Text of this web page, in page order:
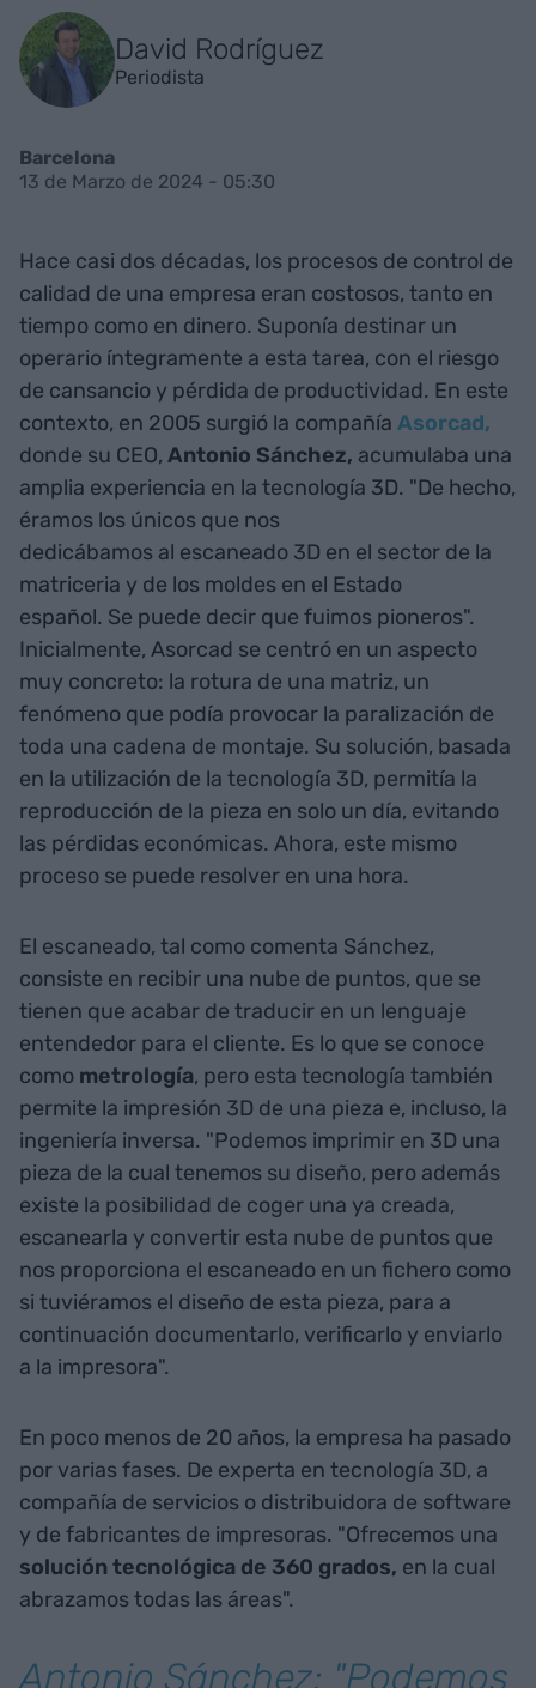
David Rodríguez
Periodista
Barcelona
13 de Marzo de 2024 - 05:30
Hace casi dos décadas, los procesos de control de
calidad de una empresa eran costosos, tanto en
tiempo como en dinero. Suponía destinar un
operario íntegramente a esta tarea, con el riesgo
de cansancio y pérdida de productividad. En este
contexto, en 2005 surgió la compañía Asorcad,
donde su CEO, Antonio Sánchez, acumulaba una
amplia experiencia en la tecnología 3D. "De hecho,
éramos los únicos que nos
dedicábamos al escaneado 3D en el sector de la
matriceria y de los moldes en el Estado
español. Se puede decir que fuimos pioneros".
Inicialmente, Asorcad se centró en un aspecto
muy concreto: la rotura de una matriz, un
fenómeno que podía provocar la paralización de
toda una cadena de montaje. Su solución, basada
en la utilización de la tecnología 3D, permitía la
reproducción de la pieza en solo un día, evitando
las pérdidas económicas. Ahora, este mismo
proceso se puede resolver en una hora.
El escaneado, tal como comenta Sánchez,
consiste en recibir una nube de puntos, que se
tienen que acabar de traducir en un lenguaje
entendedor para el cliente. Es lo que se conoce
como metrología, pero esta tecnología también
permite la impresión 3D de una pieza e, incluso, la
ingeniería inversa. "Podemos imprimir en 3D una
pieza de la cual tenemos su diseño, pero además
existe la posibilidad de coger una ya creada,
escanearla y convertir esta nube de puntos que
nos proporciona el escaneado en un fichero como
si tuviéramos el diseño de esta pieza, para a
continuación documentarlo, verificarlo y enviarlo
a la impresora".
En poco menos de 20 años, la empresa ha pasado
por varias fases. De experta en tecnología 3D, a
compañía de servicios o distribuidora de software
y de fabricantes de impresoras. "Ofrecemos una
solución tecnológica de 360 grados, en la cual
abrazamos todas las áreas".
Antonio Sánchez: "Podemos